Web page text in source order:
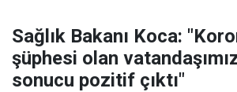
Sağlık Bakanı Koca:
şüphesi olan
sonucu pozitif çıktı"